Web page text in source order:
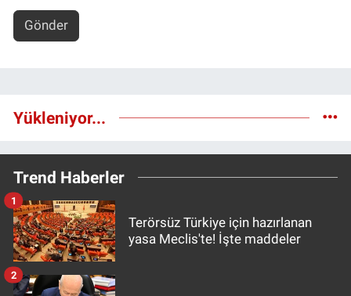
Gönder
Yükleniyor...
Trend Haberler
Terörsüz Türkiye için hazırlanan
yasa Meclis'te! İşte maddeler
1
2